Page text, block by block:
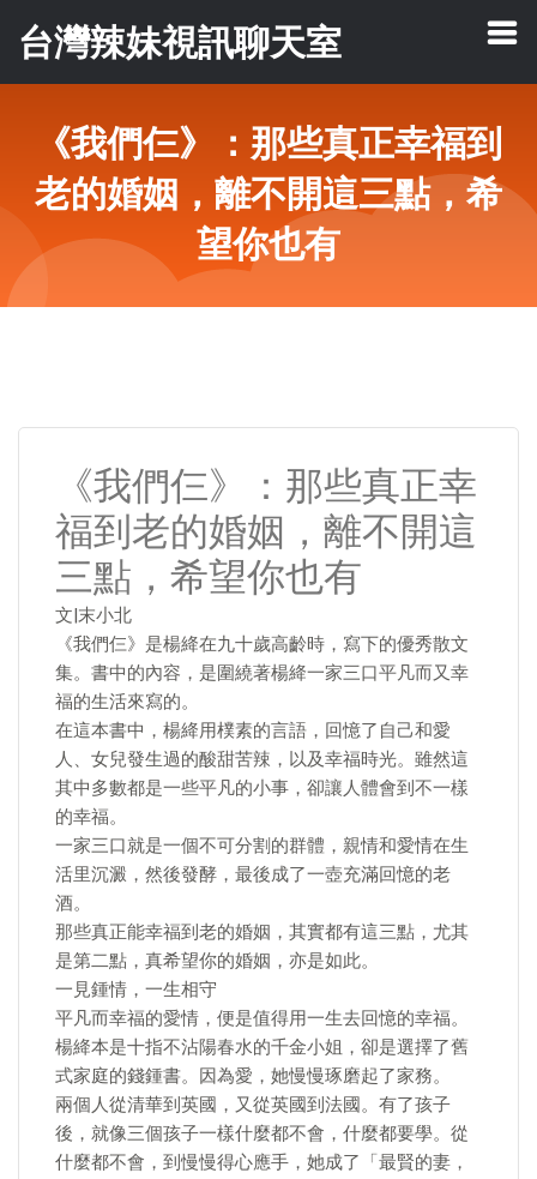
台灣辣妹視訊聊天室
《我們仨》：那些真正幸福到
老的婚姻，離不開這三點，希
望你也有
《我們仨》：那些真正幸
福到老的婚姻，離不開這
三點，希望你也有
文|末小北
《我們仨》是楊絳在九十歲高齡時，寫下的優秀散文
集。書中的內容，是圍繞著楊絳一家三口平凡而又幸
福的生活來寫的。
在這本書中，楊絳用樸素的言語，回憶了自己和愛
人、女兒發生過的酸甜苦辣，以及幸福時光。雖然這
其中多數都是一些平凡的小事，卻讓人體會到不一樣
的幸福。
一家三口就是一個不可分割的群體，親情和愛情在生
活里沉澱，然後發酵，最後成了一壺充滿回憶的老
酒。
那些真正能幸福到老的婚姻，其實都有這三點，尤其
是第二點，真希望你的婚姻，亦是如此。
一見鍾情，一生相守
平凡而幸福的愛情，便是值得用一生去回憶的幸福。
楊絳本是十指不沾陽春水的千金小姐，卻是選擇了舊
式家庭的錢鍾書。因為愛，她慢慢琢磨起了家務。
兩個人從清華到英國，又從英國到法國。有了孩子
後，就像三個孩子一樣什麼都不會，什麼都要學。從
什麼都不會，到慢慢得心應手，她成了「最賢的妻，